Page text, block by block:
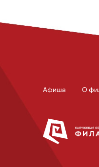
Афиша О